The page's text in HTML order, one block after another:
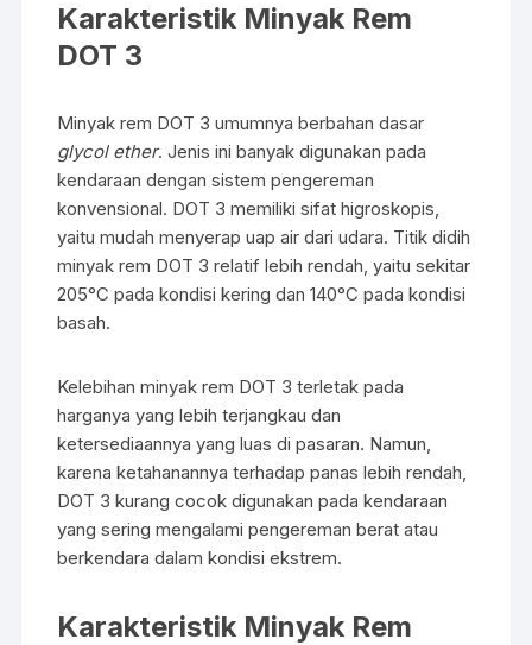
Karakteristik Minyak Rem
DOT 3
Minyak rem DOT 3 umumnya berbahan dasar
glycol ether. Jenis ini banyak digunakan pada
kendaraan dengan sistem pengereman
konvensional. DOT 3 memiliki sifat higroskopis,
yaitu mudah menyerap uap air dari udara. Titik didih
minyak rem DOT 3 relatif lebih rendah, yaitu sekitar
205°C pada kondisi kering dan 140°C pada kondisi
basah.
Kelebihan minyak rem DOT 3 terletak pada
harganya yang lebih terjangkau dan
ketersediaannya yang luas di pasaran. Namun,
karena ketahanannya terhadap panas lebih rendah,
DOT 3 kurang cocok digunakan pada kendaraan
yang sering mengalami pengereman berat atau
berkendara dalam kondisi ekstrem.
Karakteristik Minyak Rem